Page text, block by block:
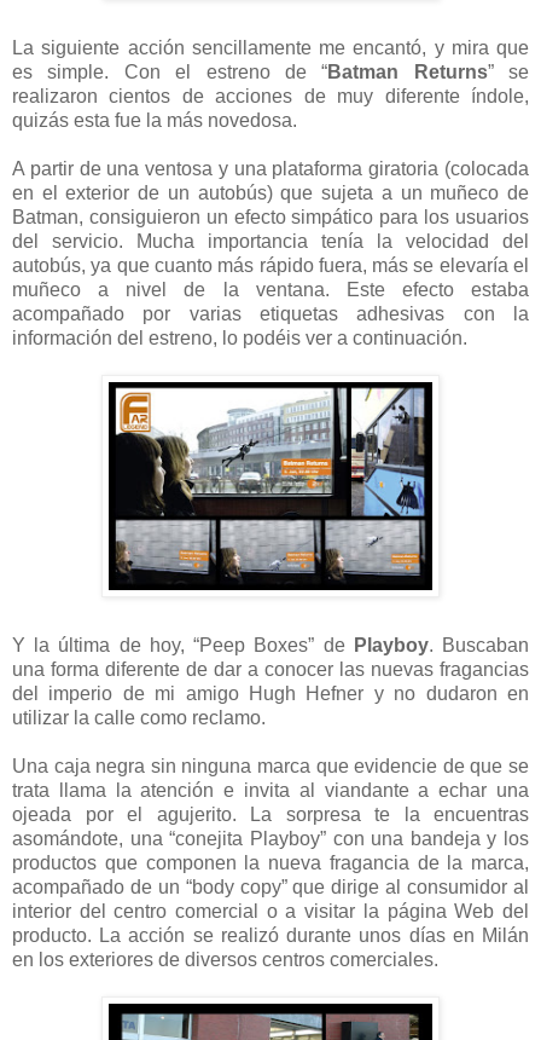
La siguiente acción sencillamente me encantó, y mira que
es simple. Con el estreno de “Batman Returns” se
realizaron cientos de acciones de muy diferente índole,
quizás esta fue la más novedosa.
A partir de una ventosa y una plataforma giratoria (colocada
en el exterior de un autobús) que sujeta a un muñeco de
Batman, consiguieron un efecto simpático para los usuarios
del servicio. Mucha importancia tenía la velocidad del
autobús, ya que cuanto más rápido fuera, más se elevaría el
muñeco a nivel de la ventana. Este efecto estaba
acompañado por varias etiquetas adhesivas con la
información del estreno, lo podéis ver a continuación.
Y la última de hoy, “Peep Boxes” de Playboy. Buscaban
una forma diferente de dar a conocer las nuevas fragancias
del imperio de mi amigo Hugh Hefner y no dudaron en
utilizar la calle como reclamo.
Una caja negra sin ninguna marca que evidencie de que se
trata llama la atención e invita al viandante a echar una
ojeada por el agujerito. La sorpresa te la encuentras
asomándote, una “conejita Playboy” con una bandeja y los
productos que componen la nueva fragancia de la marca,
acompañado de un “body copy” que dirige al consumidor al
interior del centro comercial o a visitar la página Web del
producto. La acción se realizó durante unos días en Milán
en los exteriores de diversos centros comerciales.